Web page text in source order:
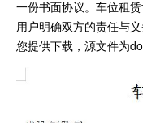
一份书面协议。车位租
用户明确双方的责任与
您提供下载，源文件为